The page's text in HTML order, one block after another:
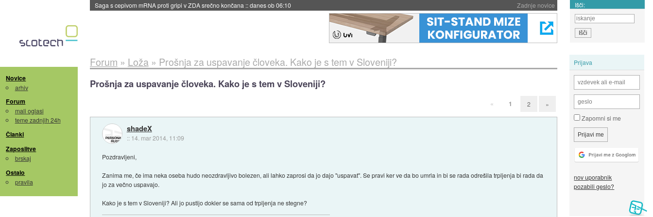
Zadnje novice
BMW v vozilih začel predvajati reklame::danes ob 06:09 Išči:
Novice
arhiv
Forum
mali oglasi
teme zadnjih 24h
Članki
Zaposlitve
brskaj
Ostalo
pravila
Prijava
Zapomni si me
nov uporabnik
pozabili geslo?
Forum » Loža» Prošnja za uspavanje človeka. Kako je s tem v Sloveniji?
Prošnja za uspavanje človeka. Kako je s tem v Sloveniji?
« 1 2 »
shadeX
:: 14. mar 2014, 11:09
Pozdravljeni,
Zanima me, če ima neka oseba hudo neozdravljivo bolezen, ali lahko zaprosi da jo dajo "uspavat". Se pravi ker ve da bo umrla in bi se rada odrešila trpljenja bi rada da
jo za večno uspavajo.
Kako je s tem v Sloveniji? Ali jo pustijo dokler se sama od trpljenja ne stegne?